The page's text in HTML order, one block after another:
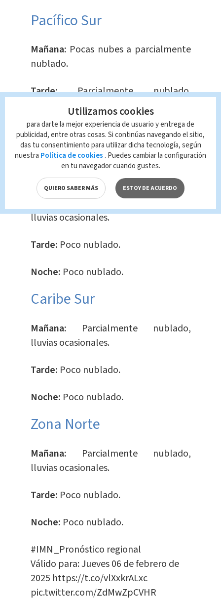
Pacífico Sur
Mañana: Pocas nubes a parcialmente
nublado.
Tarde:Parcialmente nublado.
Chubascos aislados.
Noche:Pocas nubes a parcialmente
nublado.
Caribe Norte
Mañana:Parcialmente nublado,
lluvias ocasionales.
Tarde: Poco nublado.
Noche: Poco nublado.
Caribe Sur
Mañana: Parcialmente nublado,
lluvias ocasionales.
Tarde: Poco nublado.
Noche: Poco nublado.
​Zona Norte
Mañana: Parcialmente nublado,
lluvias ocasionales.
Tarde: Poco nublado.
Noche: Poco nublado.
#IMN_Pronóstico regional
Válido para: Jueves 06 de febrero de
2025 https://t.co/vlXxkrALxc
pic.twitter.com/ZdMwZpCVHR
Utilizamos cookies
para darte la mejor experiencia de usuario y entrega de
publicidad, entre otras cosas. Si continúas navegando el sitio,
das tu consentimiento para utilizar dicha tecnología, según
nuestra Política de cookies . Puedes cambiar la configuración
en tu navegador cuando gustes.
QUIERO SABER MÁS ESTOY DE ACUERDO